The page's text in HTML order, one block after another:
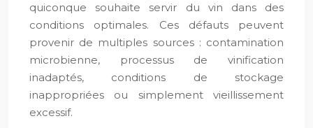
quiconque souhaite servir du vin dans des
conditions optimales. Ces défauts peuvent
provenir de multiples sources : contamination
microbienne, processus de vinification
inadaptés, conditions de stockage
inappropriées ou simplement vieillissement
excessif.